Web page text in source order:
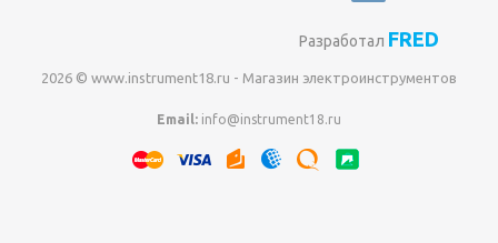
Разработал FRED
2026 © www.instrument18.ru - Магазин электроинструментов
Email: info@instrument18.ru